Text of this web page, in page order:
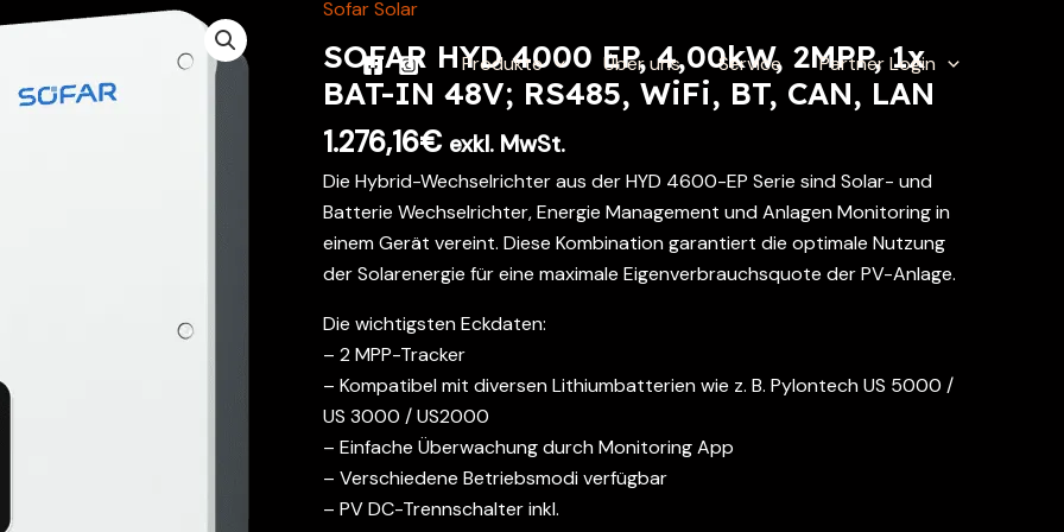
Produkte Über uns Service Partner Login
Sofar Solar
SOFAR HYD 4000 EP, 4,00kW, 2MPP, 1x
BAT-IN 48V; RS485, WiFi, BT, CAN, LAN
1.276,16€ exkl. MwSt.
Die Hybrid-Wechselrichter aus der HYD 4600-EP Serie sind Solar- und
Batterie Wechselrichter, Energie Management und Anlagen Monitoring in
einem Gerät vereint. Diese Kombination garantiert die optimale Nutzung
der Solarenergie für eine maximale Eigenverbrauchsquote der PV-Anlage.
Die wichtigsten Eckdaten:
– 2 MPP-Tracker
– Kompatibel mit diversen Lithiumbatterien wie z. B. Pylontech US 5000 /
US 3000 / US2000
– Einfache Überwachung durch Monitoring App
– Verschiedene Betriebsmodi verfügbar
– PV DC-Trennschalter inkl.